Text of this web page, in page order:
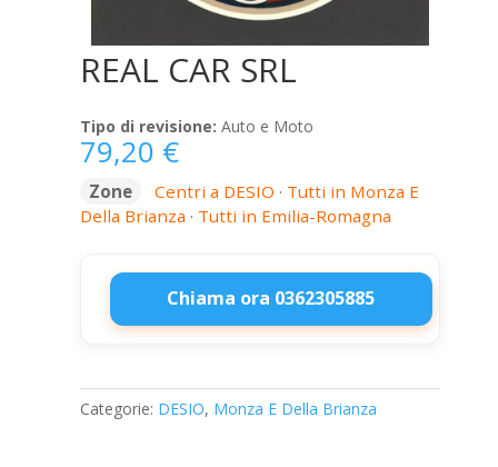
REAL CAR SRL
Tipo di revisione: Auto e Moto
79,20 €
Zone Centri a DESIO · Tutti in Monza E
Della Brianza · Tutti in Emilia-Romagna
Chiama ora 0362305885
REAL
SRL
quantità
Categorie: DESIO, Monza E Della Brianza